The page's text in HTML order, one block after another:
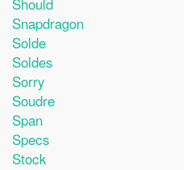
Snapdragon
Solde
Soldes
Sorry
Soudre
Span
Specs
Stock